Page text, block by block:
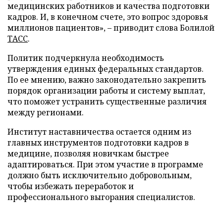
медицинских работников и качества подготовки
кадров. И, в конечном счете, это вопрос здоровья
миллионов пациентов», – приводит слова Болилой
ТАСС.
Политик подчеркнула необходимость
утверждения единых федеральных стандартов.
По ее мнению, важно законодательно закрепить
порядок организации работы и систему выплат,
что поможет устранить существенные различия
между регионами.
Институт наставничества остается одним из
главных инструментов подготовки кадров в
медицине, позволяя новичкам быстрее
адаптироваться. При этом участие в программе
должно быть исключительно добровольным,
чтобы избежать переработок и
профессионального выгорания специалистов.